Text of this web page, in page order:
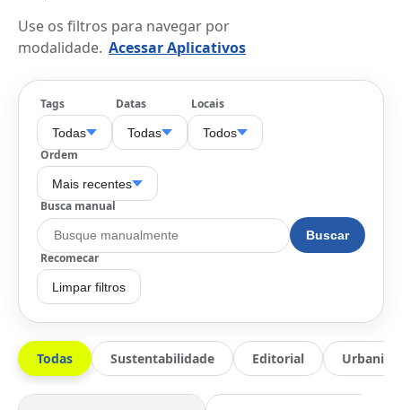
Use os filtros para navegar por
modalidade. Acessar Aplicativos
Tags
Todas
Datas
Todas
Locais
Todos
Ordem
Mais recentes
Busca manual
Buscar
Recomecar
Limpar filtros
Todas Sustentabilidade Editorial